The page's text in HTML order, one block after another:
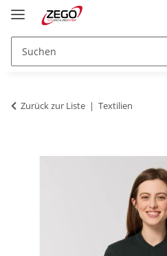
Zurück zur Liste Textilien